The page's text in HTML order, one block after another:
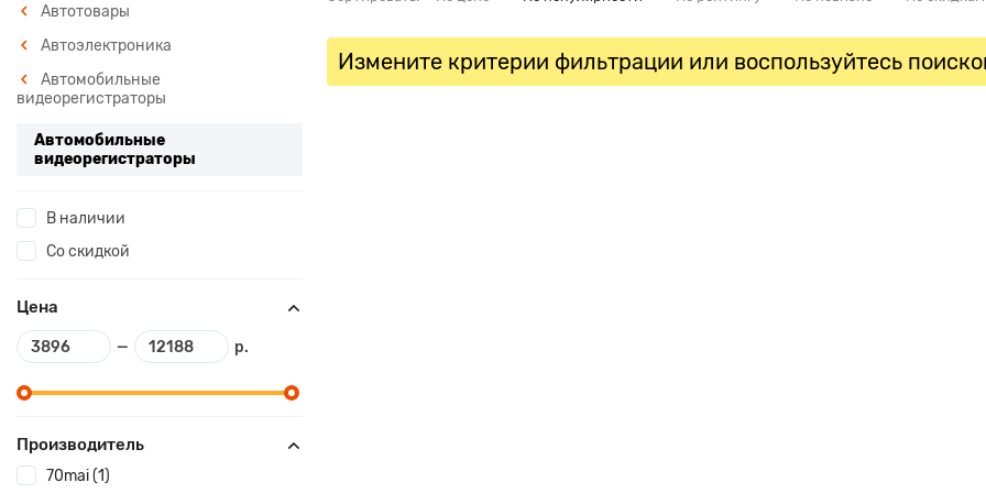
Автотовары
Автоэлектроника
Автомобильные
видеорегистраторы
Автомобильные
видеорегистраторы
В наличии
Со скидкой
Цена
— р.
Производитель
70mai (1)
Измените критерии фильтрации или воспользуйтесь